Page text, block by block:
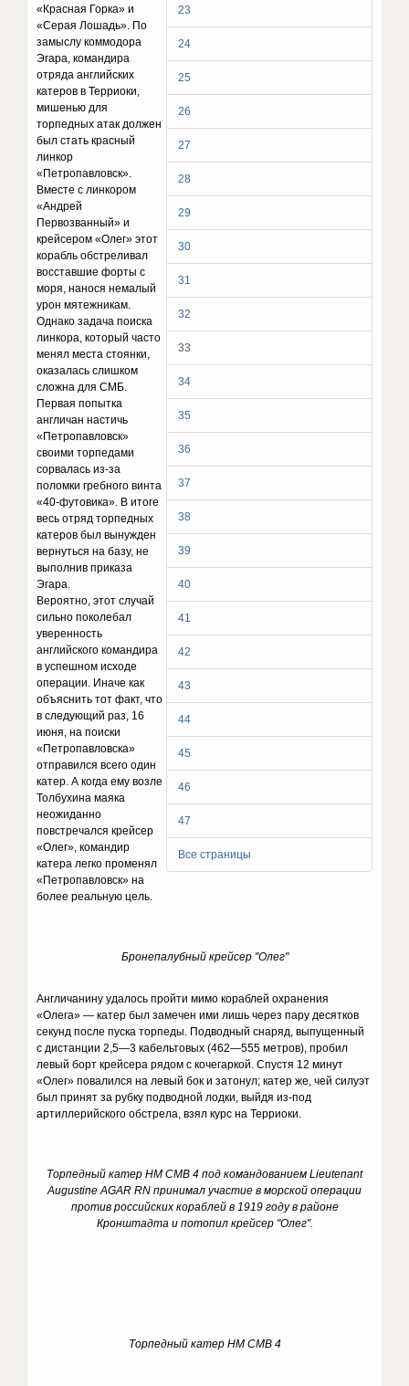
23
24
25
26
27
28
29
30
31
32
33
34
35
36
37
38
39
40
41
42
43
44
45
46
47
Все страницы
«Красная Горка» и
«Серая Лошадь». По
замыслу коммодора
Эгара, командира
отряда английских
катеров в Терриоки,
мишенью для
торпедных атак должен
был стать красный
линкор
«Петропавловск».
Вместе с линкором
«Андрей
Первозванный» и
крейсером «Олег» этот
корабль обстреливал
восставшие форты с
моря, нанося немалый
урон мятежникам.
Однако задача поиска
линкора, который часто
менял места стоянки,
оказалась слишком
сложна для СМБ.
Первая попытка
англичан настичь
«Петропавловск»
своими торпедами
сорвалась из-за
поломки гребного винта
«40-футовика». В итоге
весь отряд торпедных
катеров был вынужден
вернуться на базу, не
выполнив приказа
Эгара.
Вероятно, этот случай
сильно поколебал
уверенность
английского командира
в успешном исходе
операции. Иначе как
объяснить тот факт, что
в следующий раз, 16
июня, на поиски
«Петропавловска»
отправился всего один
катер. А когда ему возле
Толбухина маяка
неожиданно
повстречался крейсер
«Олег», командир
катера легко променял
«Петропавловск» на
более реальную цель.
Бронепалубный крейсер "Олег"
Англичанину удалось пройти мимо кораблей охранения
«Олега» — катер был замечен ими лишь через пару десятков
секунд после пуска торпеды. Подводный снаряд, выпущенный
с дистанции 2,5—3 кабельтовых (462—555 метров), пробил
левый борт крейсера рядом с кочегаркой. Спустя 12 минут
«Олег» повалился на левый бок и затонул; катер же, чей силуэт
был принят за рубку подводной лодки, выйдя из-под
артиллерийского обстрела, взял курс на Терриоки.
Торпедный катер HM CMB 4 под командованием Lieutenant
Augustine AGAR RN принимал участие в морской операции
против российских кораблей в 1919 году в районе
Кронштадта и потопил крейсер "Олег".
Торпедный катер HM CMB 4